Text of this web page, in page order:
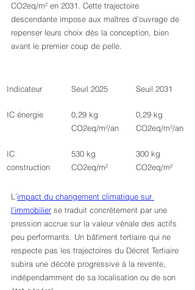
CO2eq/m² en 2031. Cette trajectoire
descendante impose aux maîtres d’ouvrage de
repenser leurs choix dès la conception, bien
avant le premier coup de pelle.
Indicateur Seuil 2025 Seuil 2031
IC énergie
0,29 kg
CO2eq/m²/an
0,29 kg
CO2eq/m²/an
IC
construction
530 kg
CO2eq/m²
300 kg
CO2eq/m²
L’impact du changement climatique sur
l’immobilier se traduit concrètement par une
pression accrue sur la valeur vénale des actifs
peu performants. Un bâtiment tertiaire qui ne
respecte pas les trajectoires du Décret Tertiaire
subira une décote progressive à la revente,
indépendamment de sa localisation ou de son